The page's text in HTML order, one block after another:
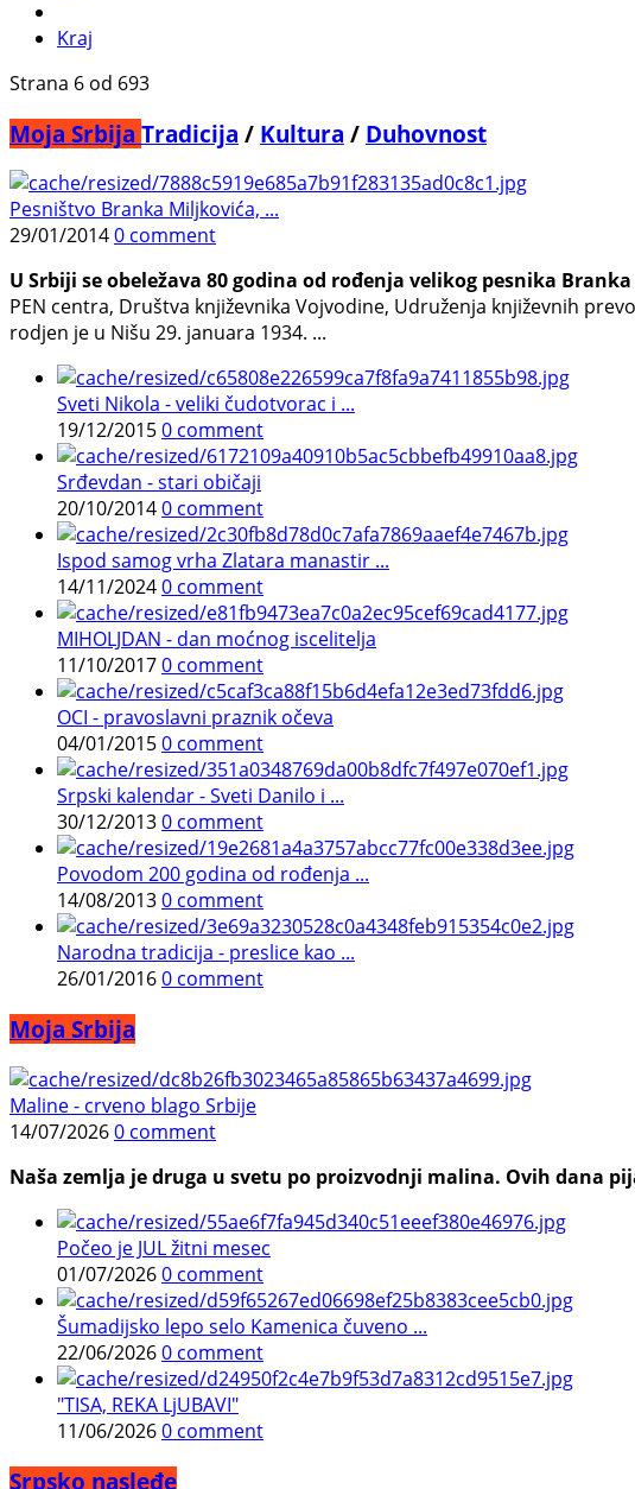
Kraj
Strana 6 od 693
Moja Srbija Tradicija / Kultura / Duhovnost
Pesništvo Branka Miljkovića, ...
29/01/20140 comment
U Srbiji se obeležava 80 godina od rođenja velikog pesnika
PEN centra, Društva književnika Vojvodine, Udruženja književnih
rodjen je u Nišu 29. januara 1934. ...
Sveti Nikola - veliki čudotvorac i ...
19/12/20150 comment
Srđevdan - stari običaji
20/10/20140 comment
Ispod samog vrha Zlatara manastir ...
14/11/20240 comment
MIHOLJDAN - dan moćnog iscelitelja
11/10/20170 comment
OCI - pravoslavni praznik očeva
04/01/20150 comment
Srpski kalendar - Sveti Danilo i ...
30/12/20130 comment
Povodom 200 godina od rođenja ...
14/08/20130 comment
Narodna tradicija - preslice kao ...
26/01/20160 comment
Moja Srbija
Maline - crveno blago Srbije
14/07/20260 comment
Naša zemlja je druga u svetu po proizvodnji malina. Ovih dana
Počeo je JUL žitni mesec
01/07/20260 comment
Šumadijsko lepo selo Kamenica čuveno ...
22/06/20260 comment
"TISA, REKA LjUBAVI"
11/06/20260 comment
Srpsko nasleđe